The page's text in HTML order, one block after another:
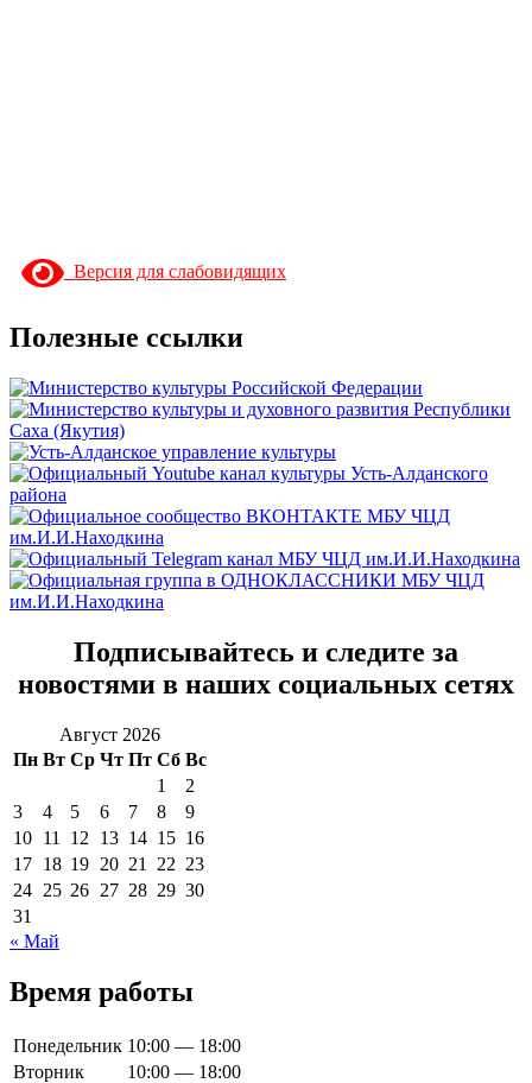
Версия для слабовидящих
Полезные ссылки
Подписывайтесь и следите за
новостями в наших социальных сетях
Август 2026
Пн Вт Ср Чт Пт Сб Вс
1
2
3
4 5 6 7 8
9
10 11 12 13 14 15 16
17 18 19 20 21 22 23
24 25 26 27 28 29 30
31
« Май
Время работы
Понедельник 10:00 — 18:00
Вторник
10:00 — 18:00